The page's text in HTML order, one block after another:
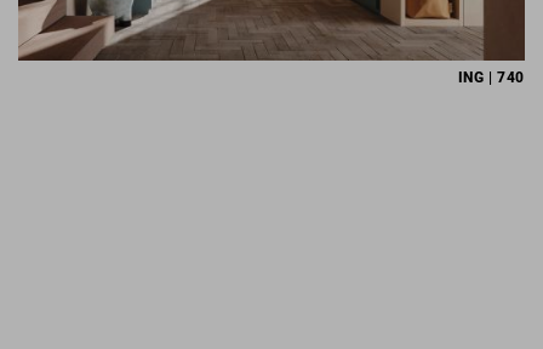
ING | 740